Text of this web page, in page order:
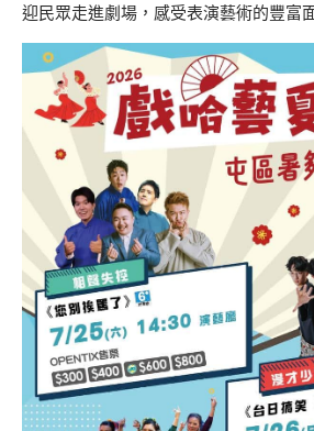
迎民眾走進劇場，感受表演藝術的豐富